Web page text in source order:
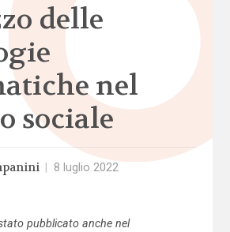
delle
nel
sociale
8 luglio 2022
pubblicato anche nel